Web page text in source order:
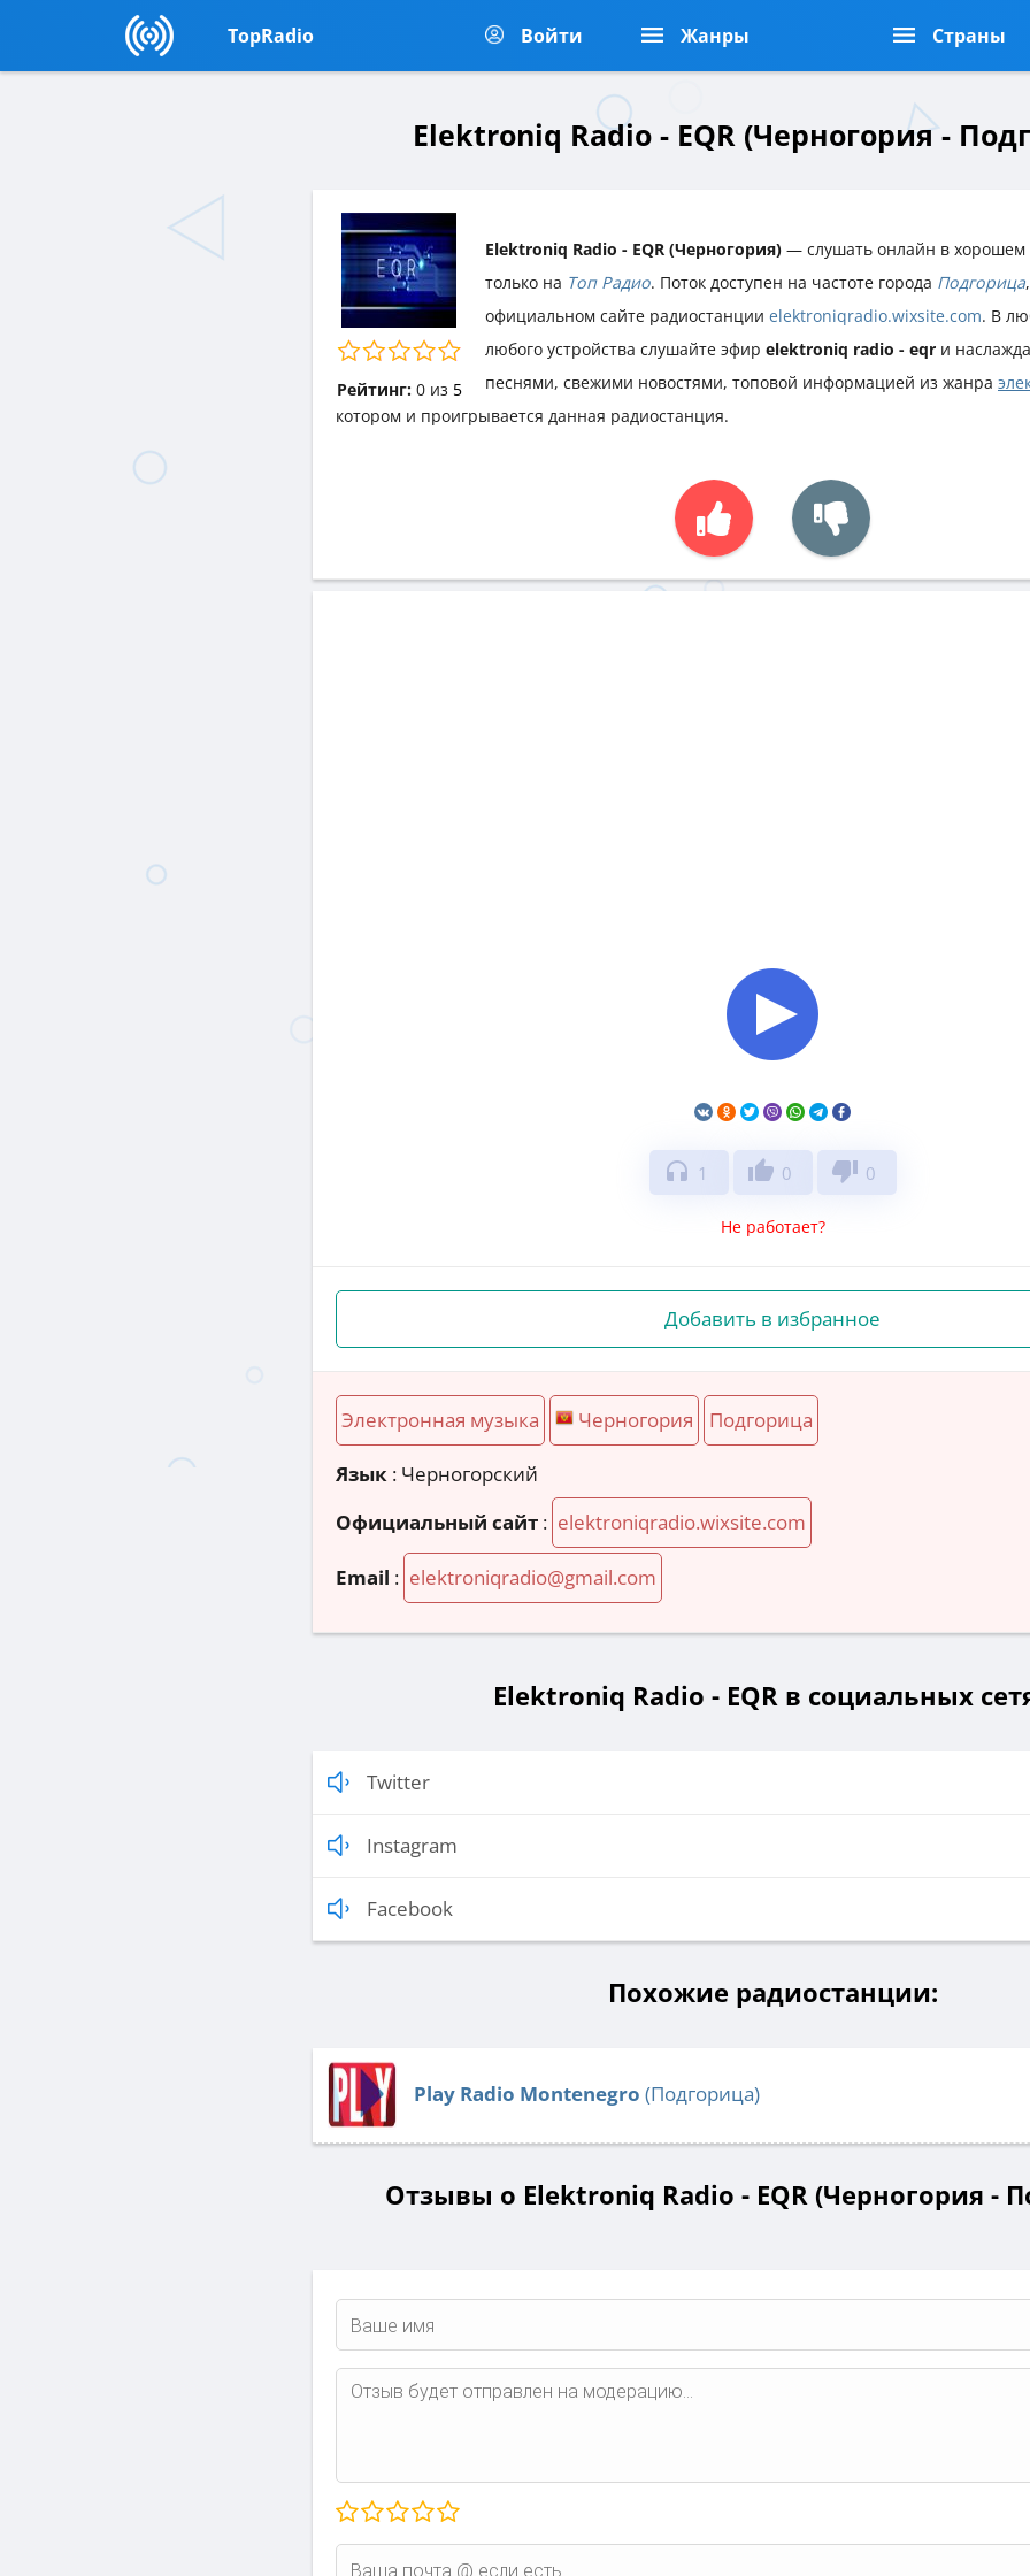
TopRadio Войти Жанры Страны
Elektroniq Radio - EQR (Черногория -
Рейтинг: 0из 5
Elektroniq Radio - EQR (Черногория) — слушать онлайн в хорошем
только на Топ Радио. Поток доступен на частоте города Подгорица
официальном сайте радиостанции elektroniqradio.wixsite.com. В
любого устройства слушайте эфир elektroniq radio - eqr и
песнями, свежими новостями, топовой информацией из жанра
котором и проигрывается данная радиостанция.
headphones 1 thumb_up 0 thumb_down 0
Не работает?
Добавить в избранное
Электронная музыка Черногория Подгорица
Язык : Черногорский
Официальный сайт : elektroniqradio.wixsite.com
Email : elektroniqradio@gmail.com
Elektroniq Radio - EQR в социальных
Twitter
Instagram
Facebook
Похожие радиостанции:
Play Radio Montenegro (Подгорица)
Отзывы о Elektroniq Radio - EQR (Черногория -